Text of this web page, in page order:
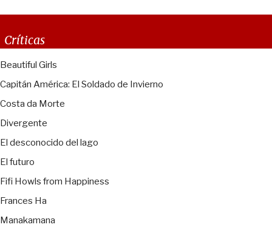
Críticas
Beautiful Girls
Capitán América: El Soldado de Invierno
Costa da Morte
Divergente
El desconocido del lago
El futuro
Fifi Howls from Happiness
Frances Ha
Manakamana